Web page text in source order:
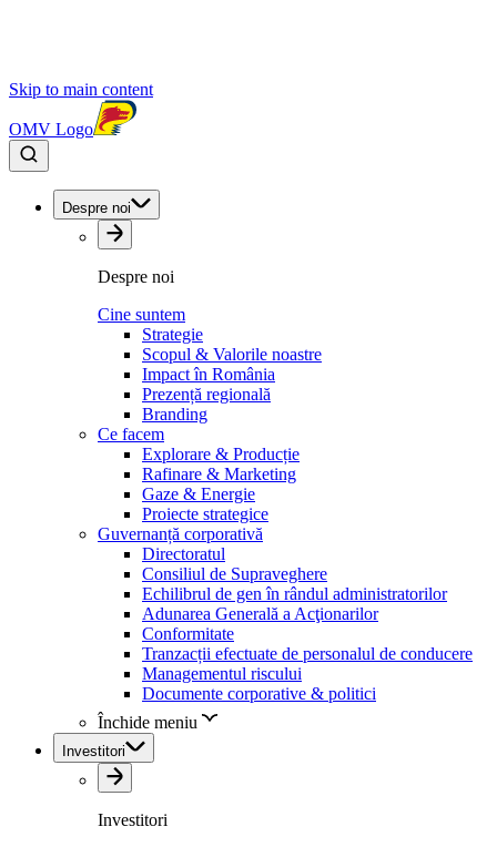
Skip to main content
OMV Logo
Despre noi
Despre noi
Cine suntem
Strategie
Scopul & Valorile noastre
Impact în România
Prezență regională
Branding
Ce facem
Explorare & Producție
Rafinare & Marketing
Gaze & Energie
Proiecte strategice
Guvernanță corporativă
Directoratul
Consiliul de Supraveghere
Echilibrul de gen în rândul administratorilor
Adunarea Generală a Acţionarilor
Conformitate
Tranzacții efectuate de personalul de conducere
Managementul riscului
Documente corporative & politici
Închide meniu
Investitori
Investitori